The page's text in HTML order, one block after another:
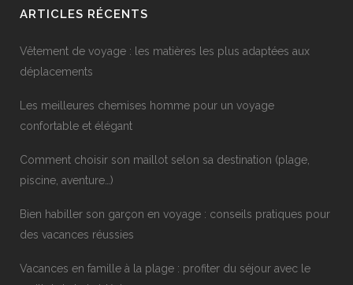
ARTICLES RÉCENTS
Vêtement de voyage : les matières les plus adaptées aux
déplacements
Les meilleures chemises homme pour un voyage
confortable et élégant
Comment choisir son maillot selon sa destination (plage,
piscine, aventure…)
Bien habiller son garçon en voyage : conseils pratiques pour
des vacances réussies
Vacances en famille à la plage : profiter du séjour avec le